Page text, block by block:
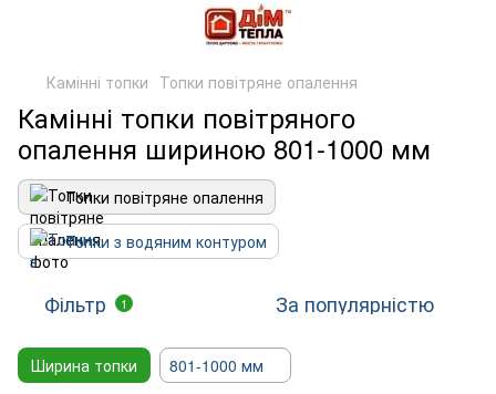
Камінні топки Топки повітряне опалення
Камінні топки повітряного
опалення шириною 801-1000 мм
Топки повітряне опалення
Топки з водяним контуром
Фільтр 1 За популярністю
Ширина топки 801-1000 мм